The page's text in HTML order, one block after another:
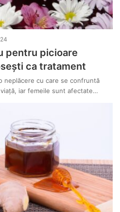
pentru picioare
ca tratament
neplăcere cu care se confruntă
iar femeile sunt afectate…